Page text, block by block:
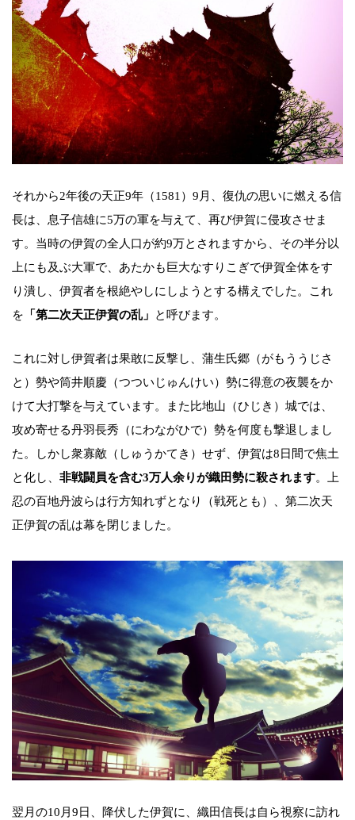
それから2年後の天正9年（1581）9月、復仇の思いに燃える信
長は、息子信雄に5万の軍を与えて、再び伊賀に侵攻させま
す。当時の伊賀の全人口が約9万とされますから、その半分以
上にも及ぶ大軍で、あたかも巨大なすりこぎで伊賀全体をす
り潰し、伊賀者を根絶やしにしようとする構えでした。これ
を 「第二次天正伊賀の乱」 と呼びます。
これに対し伊賀者は果敢に反撃し、蒲生氏郷（がもううじさ
と）勢や筒井順慶（つついじゅんけい）勢に得意の夜襲をか
けて大打撃を与えています。また比地山（ひじき）城では、
攻め寄せる丹羽長秀（にわながひで）勢を何度も撃退しまし
た。しかし衆寡敵（しゅうかてき）せず、伊賀は8日間で焦土
と化し、 非戦闘員を含む3万人余りが織田勢に殺されます。上
忍の百地丹波らは行方知れずとなり（戦死とも）、第二次天
正伊賀の乱は幕を閉じました。
翌月の10月9日、降伏した伊賀に、織田信長は自ら視察に訪れ